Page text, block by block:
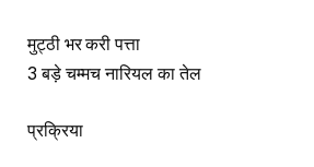
मुट्ठी भर करी पत्ता
3 बड़े चम्मच नारियल का तेल
प्रक्रिया